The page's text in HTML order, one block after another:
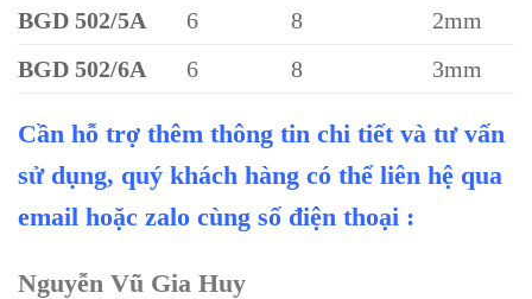
BGD 502/5A
6 8
2mm
BGD 502/6A
6 8 3mm
Cần hỗ trợ thêm thông tin chi tiết và tư vấn
sử dụng, quý khách hàng có thể liên hệ qua
email hoặc zalo cùng số điện thoại :
Nguyễn Vũ Gia Huy